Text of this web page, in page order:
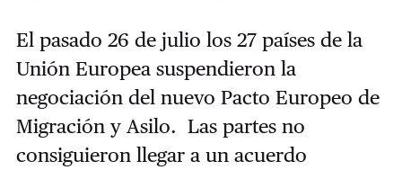
El pasado 26 de julio los 27 países de la
Unión Europea suspendieron la
negociación del nuevo Pacto Europeo de
Migración y Asilo. Las partes no
consiguieron llegar a un acuerdo